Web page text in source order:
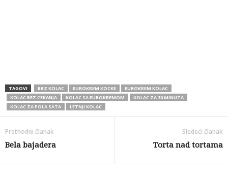
TAGOVI BRZ KOLAC EUROKREM KOCKE
EUROKREM KOLAC
KOLAC BEZ CEKANJA
KOLAC SA EUROKREMOM
KOLAC ZA 30 MINUTA
KOLAC ZA POLA SATA
LETNJI KOLAC
Prethodni članak
Bela bajadera
Sledeći članak
Torta nad tortama